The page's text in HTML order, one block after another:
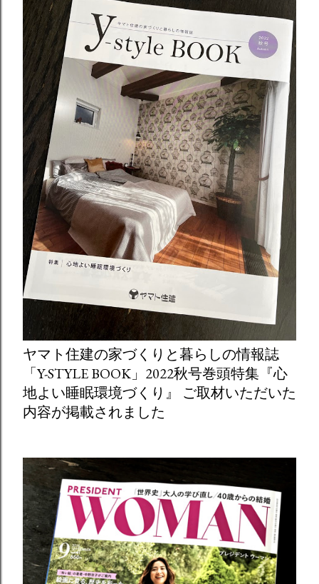
ヤマト住建の家づくりと暮らしの情報誌
「Y-STYLE BOOK」2022秋号巻頭特集『心
地よい睡眠環境づくり』 ご取材いただいた
内容が掲載されました